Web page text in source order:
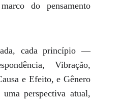
do pensamento
cada princípio —
Vibração,
e Efeito, e Gênero
perspectiva atual,